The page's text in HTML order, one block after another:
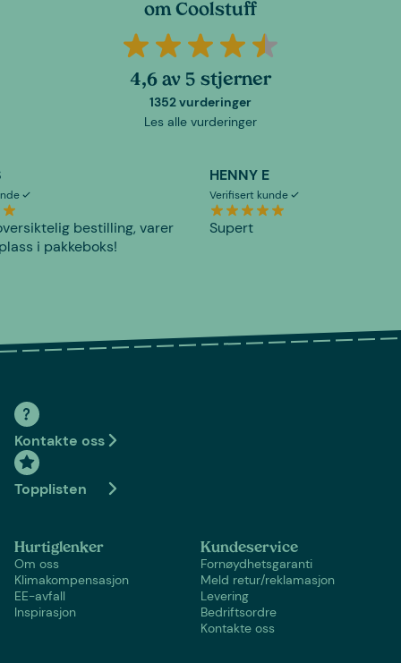
om Coolstuff
4,6 av 5 stjerner
1352 vurderinger
Les alle vurderinger
bestilling, varer
i pakkeboks!
HENNY E
Verifisert kunde
Supert
Kontakte oss
Topplisten
Hurtiglenker
Om oss
Klimakompensasjon
EE-avfall
Inspirasjon
Kundeservice
Fornøydhetsgaranti
Meld retur/reklamasjon
Levering
Bedriftsordre
Kontakte oss